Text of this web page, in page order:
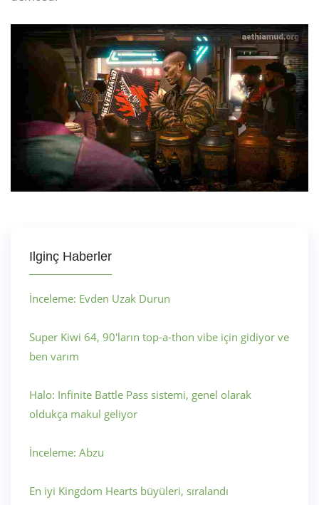
Ilginç Haberler
İnceleme: Evden Uzak Durun
Super Kiwi 64, 90'ların top-a-thon vibe için gidiyor ve
ben varım
Halo: Infinite Battle Pass sistemi, genel olarak
oldukça makul geliyor
İnceleme: Abzu
En iyi Kingdom Hearts büyüleri, sıralandı